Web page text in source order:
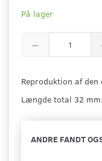
På lager
Reproduktion af
Længde total 32 mm.
ANDRE FANDT